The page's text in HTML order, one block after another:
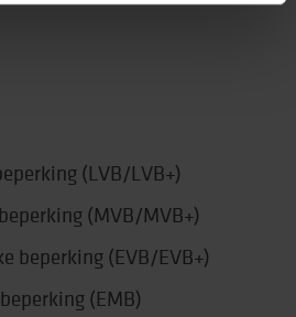
(LVB/LVB+)
(MVB/MVB+)
beperking (EVB/EVB+)
(EMB)